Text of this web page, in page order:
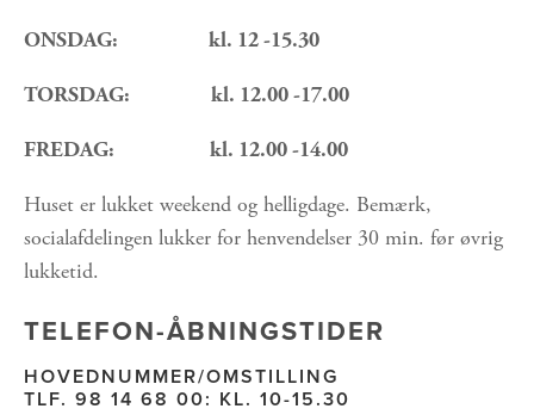
ONSDAG:                   kl. 12 -15.30
TORSDAG:                 kl. 12.00 -17.00
FREDAG:                    kl. 12.00 -14.00
Huset er lukket weekend og helligdage. Bemærk,
socialafdelingen lukker for henvendelser 30 min. før øvrig
lukketid.
TELEFON-ÅBNINGSTIDER
HOVEDNUMMER/OMSTILLING
TLF. 98 14 68 00: KL. 10-15.30